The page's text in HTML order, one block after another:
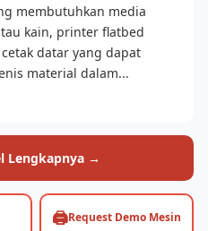
membutuhkan media
kain, printer flatbed
datar yang dapat
material dalam...
Lengkapnya →
🖨️Request Demo Mesin